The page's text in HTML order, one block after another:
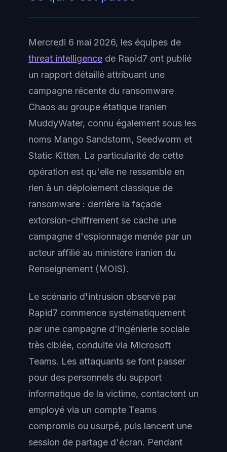
Mercredi 6 mai 2026, les équipes de
threat intelligence de Rapid7 ont publié
un rapport détaillé attribuant une
campagne récente du ransomware
Chaos au groupe étatique iranien
MuddyWater, connu également sous les
noms Mango Sandstorm, Seedworm et
Static Kitten. La particularité de cette
opération est qu'elle ne ressemble en
rien à un déploiement classique de
ransomware : derrière la façade
extorsion-chiffrement se cache une
campagne d'espionnage menée par un
acteur affilié au ministère iranien du
Renseignement (MOIS).
Le scénario d'intrusion observé par
Rapid7 commence systématiquement
par une campagne d'ingénierie sociale
très ciblée, conduite via Microsoft
Teams. Les attaquants se font passer
pour des personnels du support
informatique de la victime, contactent un
employé via un compte Teams
compromis ou usurpé, puis lancent une
session de partage d'écran. Pendant